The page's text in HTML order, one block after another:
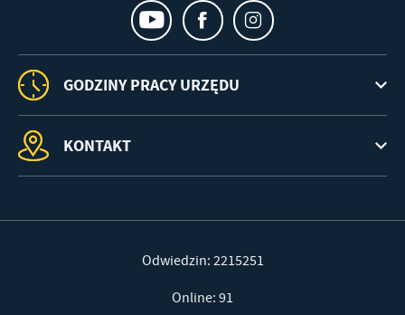
GODZINY PRACY URZĘDU
KONTAKT
Odwiedzin: 2215251
Online: 91